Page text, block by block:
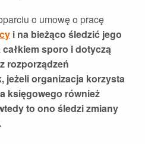
o umowę o pracę
i na bieżąco śledzić jego
sporo i dotyczą
rozporządzeń
jeżeli organizacja korzysta
księgowego również
to ono śledzi zmiany